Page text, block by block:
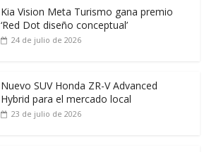
Kia Vision Meta Turismo gana premio
‘Red Dot diseño conceptual’
24 de julio de 2026
Nuevo SUV Honda ZR-V Advanced
Hybrid para el mercado local
23 de julio de 2026